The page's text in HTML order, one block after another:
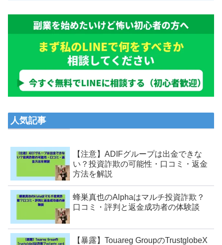
人気記事
【注意】ADIFグループは出金できな
い？投資詐欺の可能性・口コミ・返金
方法を解説
蜂巣真也のAlphaはマルチ投資詐欺？
口コミ・評判と返金成功者の体験談
【暴露】Touareg GroupのTrustglobeX